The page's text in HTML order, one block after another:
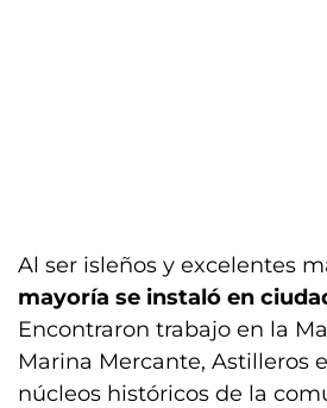
Al ser isleños y excelentes
mayoría se instaló en
Encontraron trabajo en la
Marina Mercante, Astilleros
núcleos históricos de la